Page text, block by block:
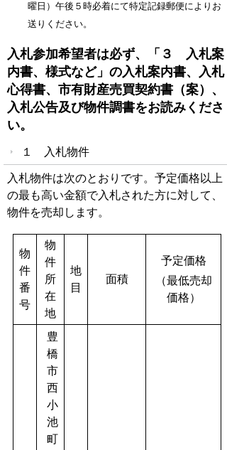
曜日）午後５時必着にて特定記録郵便によりお
送りください。
入札参加希望者は必ず、「３ 入札案
内書、様式など」の入札案内書、入札
心得書、市有財産売買契約書（案）、
入札公告及び物件調書をお読みくださ
い。
１ 入札物件
入札物件は次のとおりです。予定価格以上
の最も高い金額で入札された方に対して、
物件を売却します。
物
件
番
号
物
件
所
在
地
地
目
面積
予定価格
（最低売却
価格）
豊
橋
市
西
小
池
町